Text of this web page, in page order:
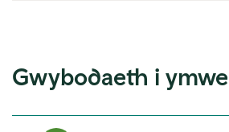
Gwybodaeth i